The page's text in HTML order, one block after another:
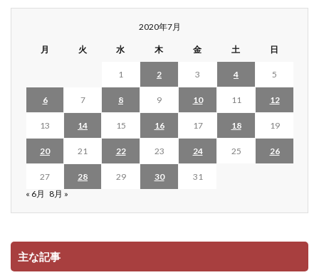
2020年7月
月 火 水 木 金 土 日
1 2 3 4 5
6 7 8 9 10 11 12
13 14 15 16 17 18 19
20 21 22 23 24 25 26
27 28 29 30
31
« 6月 8月 »
主な記事